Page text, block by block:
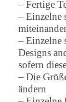
– Fertige
– Einzelne
– Einzelne
Designs
sofern
– Die
ändern